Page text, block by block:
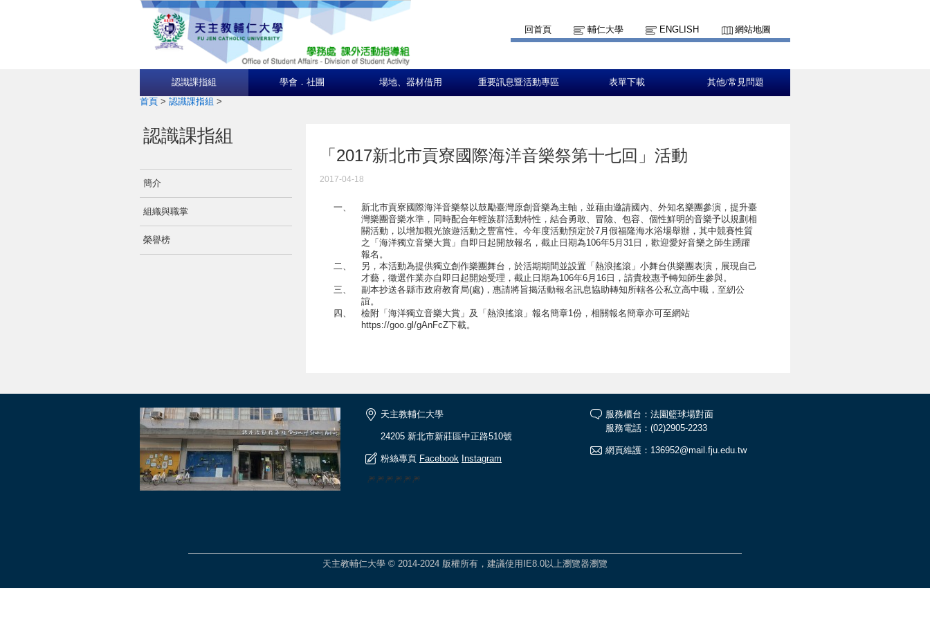
回首頁 輔仁大學 ENGLISH 網站地圖
認識課指組 學會．社團 場地、器材借用 重要訊息暨活動專區 表單下載 其他/常見問題
首頁 > 認識課指組 >
認識課指組
簡介
組織與職掌
榮譽榜
「2017新北市貢寮國際海洋音樂祭第十七回」活動
2017-04-18
一、
新北市貢寮國際海洋音樂祭以鼓勵臺灣原創音樂為主軸，並藉由邀請國內、外知名樂團參演，提升臺
灣樂團音樂水準，同時配合年輕族群活動特性，結合勇敢、冒險、包容、個性鮮明的音樂予以規劃相
關活動，以增加觀光旅遊活動之豐富性。今年度活動預定於7月假福隆海水浴場舉辦，其中競賽性質
之「海洋獨立音樂大賞」自即日起開放報名，截止日期為106年5月31日，歡迎愛好音樂之師生踴躍
報名。
二、
另，本活動為提供獨立創作樂團舞台，於活期期間並設置「熱浪搖滾」小舞台供樂團表演，展現自己
才藝，徵選作業亦自即日起開始受理，截止日期為106年6月16日，請貴校惠予轉知師生參與。
三、
副本抄送各縣市政府教育局(處)，惠請將旨揭活動報名訊息協助轉知所轄各公私立高中職，至紉公
誼。
四、
檢附「海洋獨立音樂大賞」及「熱浪搖滾」報名簡章1份，相關報名簡章亦可至網站
https://goo.gl/gAnFcZ下載。
天主教輔仁大學
24205 新北市新莊區中正路510號
粉絲專頁 Facebook Instagram
🎆🎆🎆🎆🎆🎆
服務櫃台：法園籃球場對面
服務電話：(02)2905-2233
網頁維護：136952@mail.fju.edu.tw
天主教輔仁大學 © 2014-2024 版權所有，建議使用IE8.0以上瀏覽器瀏覽